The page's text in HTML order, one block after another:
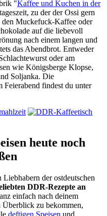
"Kaffee und Kuchen in der
zu der der Ossi gern
den Muckefuck-Kaffee oder
auf die liebevoll
nach einem langen und
das Abendbrot. Entweder
oder am
wie Königsberge Klopse,
Soljanka. Die
Feierabend findest du unter
heute noch
der ostdeutschen
DDR-Rezepte an
einfach nach deinem
zu bekommen,
deftigen Speisen und